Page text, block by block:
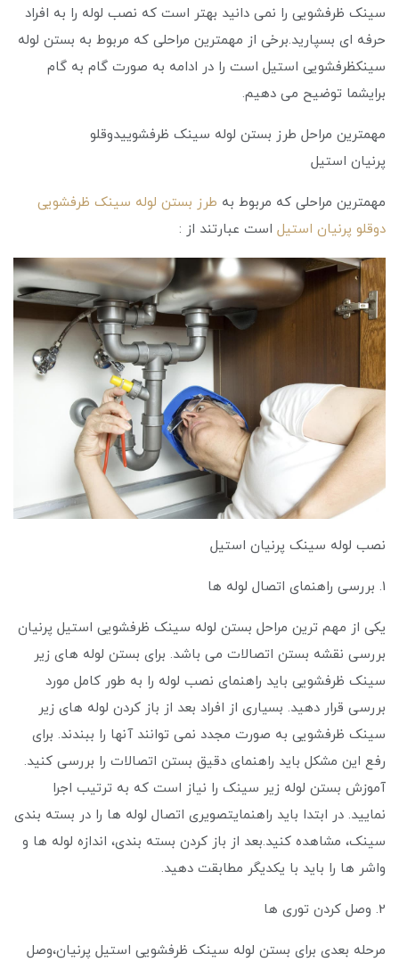
سینک ظرفشویی را نمی‌ دانید بهتر است که نصب لوله را به افراد
حرفه‌ ای بسپارید.برخی از مهمترین مراحلی که مربوط به بستن لوله
سینکظرفشویی استیل است را در ادامه به صورت گام به گام
برایشما توضیح می دهیم.
مهمترین مراحل طرز بستن لوله سینک ظرفشوییدوقلو
پرنیان استیل
مهمترین مراحلی که مربوط به طرز بستن لوله سینک ظرفشویی
دوقلو پرنیان استیل است عبارتند از :
نصب لوله سینک پرنیان استیل
1. بررسی راهنمای اتصال لوله ها
یکی از مهم ترین مراحل بستن لوله سینک ظرفشویی استیل پرنیان
بررسی نقشه بستن اتصالات می باشد. برای بستن لوله های زیر
سینک ظرفشویی باید راهنمای نصب لوله را به طور کامل مورد
بررسی قرار دهید. بسیاری از افراد بعد از باز کردن لوله های زیر
سینک ظرفشویی به صورت مجدد نمی‌ توانند آنها را ببندند. برای
رفع این مشکل باید راهنمای دقیق بستن اتصالات را بررسی کنید.
آموزش بستن لوله زیر سینک را نیاز است که به ترتیب اجرا
نمایید. در ابتدا باید راهنمایتصویری اتصال لوله ها را در بسته بندی
سینک، مشاهده کنید.بعد از باز کردن بسته بندی، اندازه لوله ها و
واشر ها را باید با یکدیگر مطابقت دهید.
2. وصل کردن توری ها
مرحله بعدی برای بستن لوله سینک ظرفشویی استیل پرنیان،وصل